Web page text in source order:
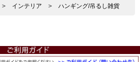
> インテリア > ハンギング/吊るし雑貨